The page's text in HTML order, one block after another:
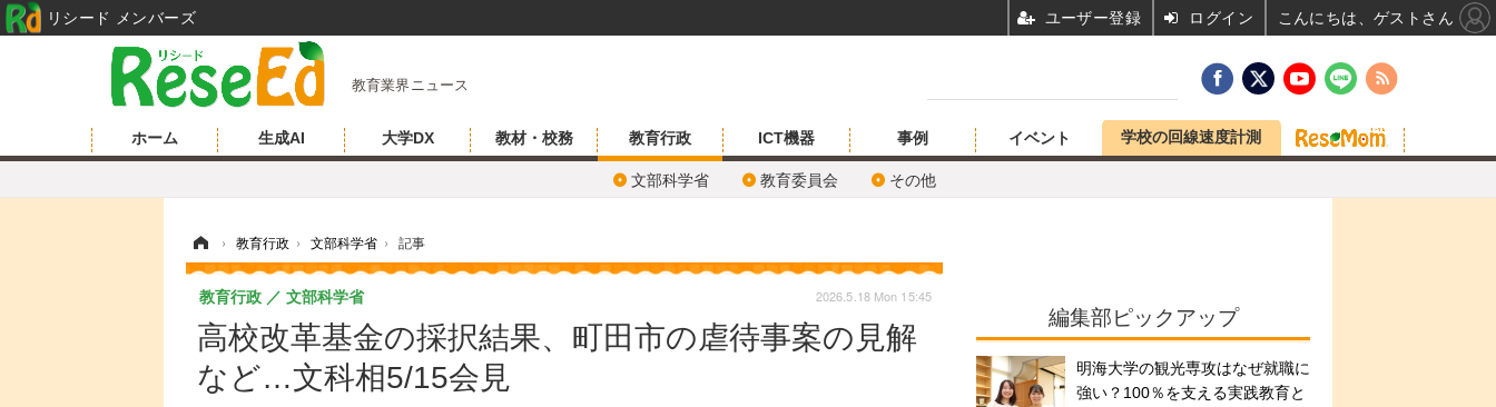
教育業界ニュース
ホーム 生成AI 大学DX 教材・校務 教育行政
文部科学省 教育委員会 その他
ICT機器 事例 イベント 学校の回線速度計測
› 教育行政 › 文部科学省 › 記事
高校改革基金の採択結果、町田市の虐待事案の見解
など…文科相5/15会見
教育行政 文部科学省 2026.5.18 Mon 15:45
編集部ピックアップ
明海大学の観光専攻はなぜ就職に
強い？100％を支える実践教育と
リシード メンバーズ ユーザー登録 ログイン こんにちは、ゲストさん